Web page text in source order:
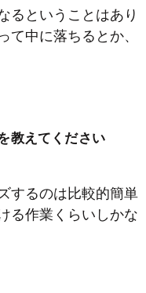
るということはあり
中に落ちるとか、
教えてください
するのは比較的簡単
る作業くらいしかな